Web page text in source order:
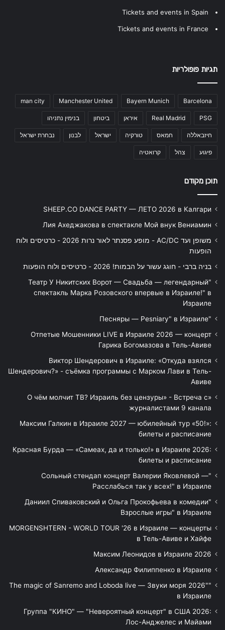
Tickets and events in Spain
Tickets and events in France
תגיות פופולריות
Barcelona
Bayern Munich
Manchester United
man city
PSG
Real Madrid איראן ביטחון בנימין נתניהו
חיזבאללה חמאס טורקיה ישראל לבנון נבחרת ישראל
פיגוע צהל קרואטיה
תוכן מקודם
SHEEP.CO DANCE PARTY — ЛЕТО 2026 в Калгари
Лия Ахеджакова в спектакле Мой внук Вениамин
משופן ועד AC/DC - מופע פסנתר לאור נרות 2026 - כרטיסים ולוח
הופעות
בניה ברבי - חוגג עשור על הבמות! 2026 - כרטיסים ולוח הופעות
"Театр У Никитских Ворот — Свадьба — легендарный
спектакль Марка Розовского впервые в Израиле!" в
Израиле
"Песняры — Pesniary" в Израиле
Отпетые Мошенники LIVE в Израиле 2026 — концерт
Гарика Богомазова в Тель-Авиве
Виктор Шендерович в Израиле: «Откуда взялся
Шендерович?» - съёмка программы с Марком Лави в Тель-
Авиве
«О чём молчит ТВ? Израиль без цензуры» - Встреча с
журналистами 9 канала
Максим Галкин в Израиле 2027 — юбилейный тур «50!»:
билеты и расписание
Красная Бурда — «Самеах, да и только!» в Израиле 2026:
билеты и расписание
"Сольный стендап концерт Валерии Яковлевой —
Расслабься так у всех!" в Израиле
"Даниил Спиваковский и Ольга Прокофьева в комедии
Взрослые игры" в Израиле
MORGENSHTERN - WORLD TOUR '26 в Израиле — концерты
в Тель-Авиве и Хайфе
Максим Леонидов в Израиле 2026
Александр Филиппенко в Израиле
"The magic of Sanremo and Loboda live — Звуки моря 2026"
в Израиле
Группа "КИНО" — "Невероятный концерт" в США 2026:
Лос-Анджелес и Майами